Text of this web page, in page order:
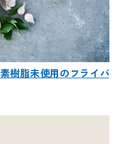
樹脂未使用のフライパ